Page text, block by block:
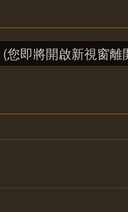
(您即將開啟新視窗離